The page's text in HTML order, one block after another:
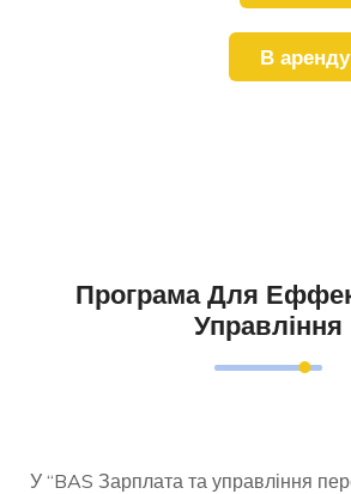
В аренду
Програма Для
Управління
У “BAS Зарплата та управління